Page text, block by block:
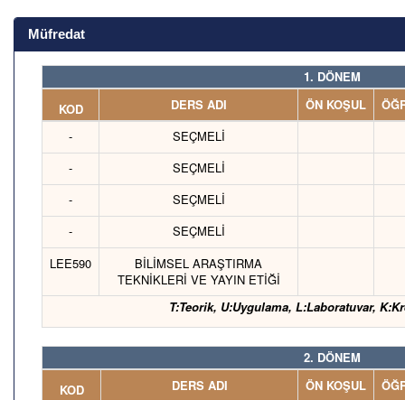
Müfredat
1. DÖNEM
KOD
DERS ADI ÖN KOŞUL
-
SEÇMELİ
-
SEÇMELİ
-
SEÇMELİ
-
SEÇMELİ
LEE590
BİLİMSEL ARAŞTIRMA
TEKNİKLERİ VE YAYIN ETİĞİ
T:Teorik, U:Uygulama, L:Laboratuvar,
2. DÖNEM
KOD
DERS ADI ÖN KOŞUL